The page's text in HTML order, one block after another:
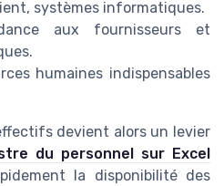
systèmes informatiques.
aux fournisseurs et
humaines indispensables
devient alors un levier
du personnel sur Excel
la disponibilité des